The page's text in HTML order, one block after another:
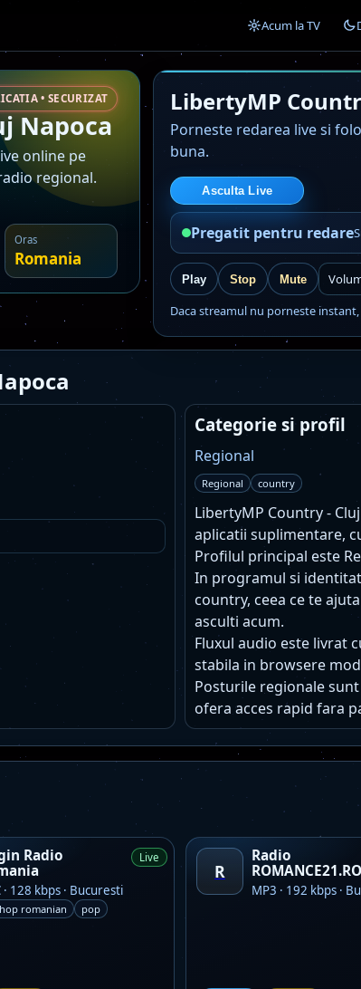
Acum la TV
• SECURIZAT
Napoca
online pe
regional.
Oras
Romania
LibertyMP
Porneste redarea live si
buna.
Asculta Live
Pregatit pentru redare
Play Stop Mute
Daca streamul nu porneste
Categorie si profil
Regional
Regional country
LibertyMP Country -
aplicatii suplimentare,
Profilul principal este
In programul si
country, ceea ce te
asculti acum.
Fluxul audio este livrat
stabila in browsere
Posturile regionale
ofera acces rapid fara
Radio
· 128 kbps · Bucuresti
Live
romanian pop
R
Radio
MP3 · 192 kbps ·